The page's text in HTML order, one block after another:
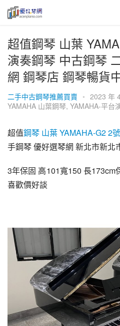
超值鋼琴 山葉
演奏鋼琴 中古鋼琴
網 鋼琴店 鋼琴暢貨
二手中古鋼琴推薦買賣 • 2023 年
YAMAHA 山葉鋼琴, YAMAHA-平台
超值鋼琴 山葉 YAMAHA-G2 2
手鋼琴 優好選琴網 新北市新北
3年保固 高101寬150 長173cm
喜歡價好談